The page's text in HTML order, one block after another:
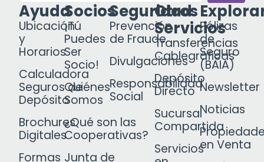
Ayuda
Ubicación
y
Horarios
Calculadora
Seguros de
Depósito
Brochures
Digitales
Formas
Socios
¡Tú
Puedes
Ser
Socio!
Quiénes
Somos
¿Qué son las
Cooperativas?
Junta de
Seguridad
Prevención
de Fraude
Divulgaciones
Responsabilidad
Social
Otros
Servicios
Transferencias
Cablegráficas
Depósito
Directo
Sucursal
Compartida
Servicios
Pólizas
de
Seguro
(BAIA)
Newsletter
Noticias
en Venta